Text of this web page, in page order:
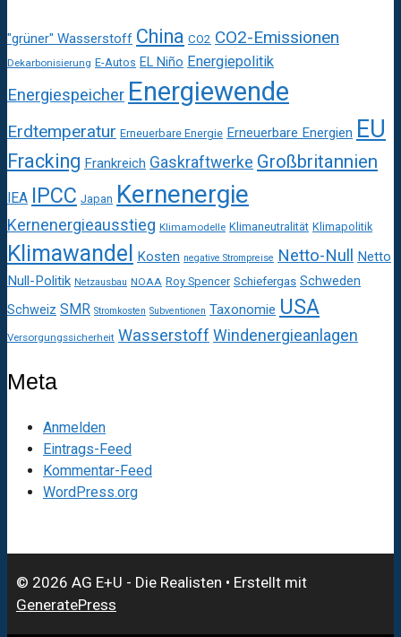
"grüner" Wasserstoff China CO2 CO2-Emissionen
Dekarbonisierung E-Autos EL Niño Energiepolitik
Energiespeicher Energiewende
Erdtemperatur Erneuerbare Energie Erneuerbare Energien EU
Fracking Frankreich Gaskraftwerke Großbritannien
IEA IPCC Japan Kernenergie
Kernenergieausstieg Klimamodelle Klimaneutralität Klimapolitik
Klimawandel Kosten negative Strompreise Netto-Null Netto
Null-Politik Netzausbau NOAA Roy Spencer Schiefergas Schweden
Schweiz SMR Stromkosten Subventionen Taxonomie USA
Versorgungssicherheit Wasserstoff Windenergieanlagen
Meta
Anmelden
Eintrags-Feed
Kommentar-Feed
WordPress.org
© 2026 AG E+U - Die Realisten • Erstellt mit
GeneratePress